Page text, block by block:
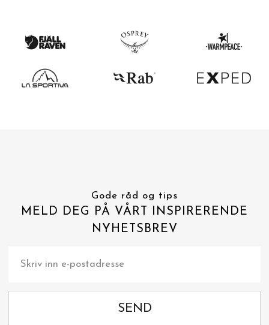
Gode råd og tips
MELD DEG PÅ VÅRT INSPIRERENDE
NYHETSBREV
SEND